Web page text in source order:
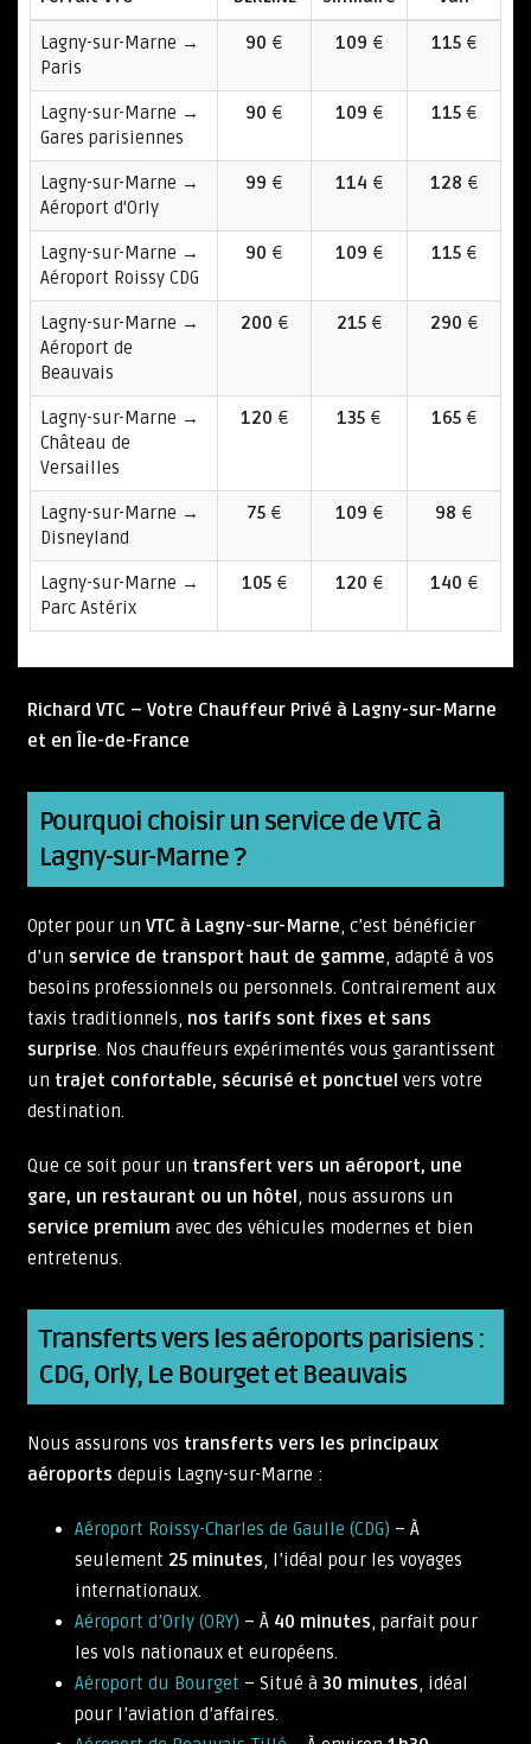
Lagny-sur-Marne →
Paris
90 € 109 € 115€
Lagny-sur-Marne →
Gares parisiennes
90 € 109 € 115€
Lagny-sur-Marne →
Aéroport d'Orly
99 € 114 € 128 €
Lagny-sur-Marne →
Aéroport Roissy CDG
90 € 109 € 115€
Lagny-sur-Marne →
Aéroport de
Beauvais
200 € 215€ 290 €
Lagny-sur-Marne →
Château de
Versailles
120 € 135 € 165€
Lagny-sur-Marne →
Disneyland
75 € 109 € 98 €
Lagny-sur-Marne →
Parc Astérix
105€ 120 € 140 €
Richard VTC – Votre Chauffeur Privé à Lagny-sur-Marne
et en Île-de-France
Pourquoi choisir un service de VTC à
Lagny-sur-Marne ?
Opter pour un VTC à Lagny-sur-Marne, c’est bénéficier
d’un service de transport haut de gamme, adapté à vos
besoins professionnels ou personnels. Contrairement aux
taxis traditionnels, nos tarifs sont fixes et sans
surprise. Nos chauffeurs expérimentés vous garantissent
un trajet confortable, sécurisé et ponctuel vers votre
destination.
Que ce soit pour un transfert vers un aéroport, une
gare, un restaurant ou un hôtel, nous assurons un
service premium avec des véhicules modernes et bien
entretenus.
Transferts vers les aéroports parisiens :
CDG, Orly, Le Bourget et Beauvais
Nous assurons vos transferts vers les principaux
aéroports depuis Lagny-sur-Marne :
Aéroport Roissy-Charles de Gaulle (CDG) – À
seulement 25 minutes, l’idéal pour les voyages
internationaux.
Aéroport d’Orly (ORY) – À 40 minutes, parfait pour
les vols nationaux et européens.
Aéroport du Bourget – Situé à 30 minutes, idéal
pour l’aviation d’affaires.